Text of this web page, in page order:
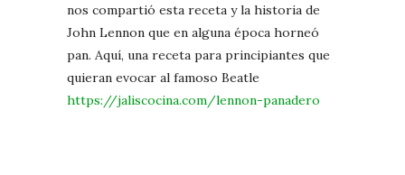
nos compartió esta receta y la historia de
John Lennon que en alguna época horneó
pan. Aquí, una receta para principiantes que
quieran evocar al famoso Beatle
https://jaliscocina.com/lennon-panadero